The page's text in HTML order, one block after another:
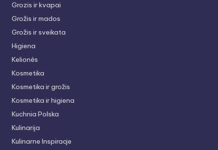
Grozis ir kvapai
Grožis ir mados
Grožis ir sveikata
Higiena
Kelionės
Kosmetika
Kosmetika ir grožis
Kosmetika ir higiena
Kuchnia Polska
Kulinarija
Kulinarne Inspiracje